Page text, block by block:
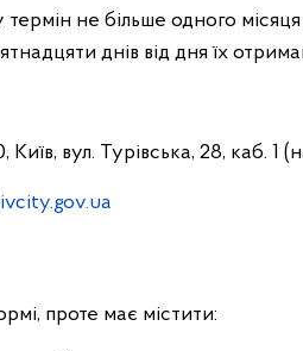
не більше одного
днів від дня їх
вул. Турівська, 28, каб. 1
проте має містити: